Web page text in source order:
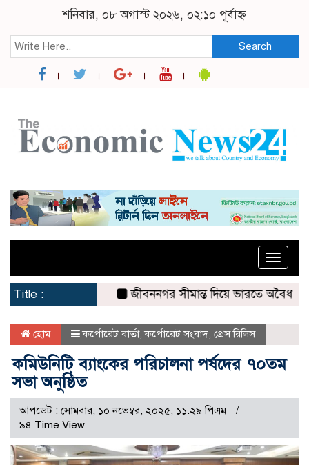
শনিবার, ০৮ অগাস্ট ২০২৬, ০২:১০ পূর্বাহ্ন
Search
Toggle
Title :
জীবননগর সীমান্ত দিয়ে ভারতে অবৈধ
হোম কর্পোরেট বার্তা,কর্পোরেট সংবাদ প্রেস রিলিস
কমিউনিটি ব্যাংকের পরিচালনা পর্ষদের ৭০তম
সভা অনুষ্ঠিত
আপডেট : সোমবার, ১০ নভেম্বর, ২০২৫, ১১.২৯ পিএম
৯৪ Time View